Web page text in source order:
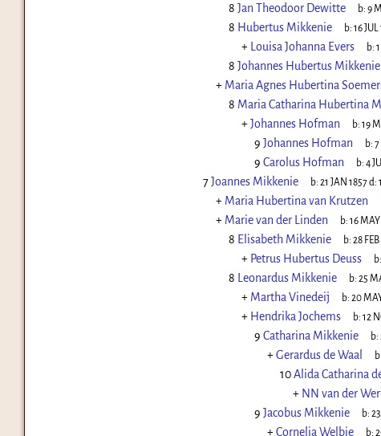
8 Jan Theodoor Dewitte b: 9
8 Hubertus Mikkenie b: 16 JUL
+ Louisa Johanna Evers b:
8 Johannes Hubertus Mikkenie
+ Maria Agnes Hubertina
8 Maria Catharina Hubertina
+Johannes Hofman b: 19
9 Johannes Hofman b: 7
9 Carolus Hofman b: 4
7Joannes Mikkenie b: 21 JAN 1857d:
+ Maria Hubertina van Krutzen
+ Marie van der Linden b: 16 MAY
8 Elisabeth Mikkenie b: 28 FEB
+ Petrus Hubertus Deuss b:
8 Leonardus Mikkenie b: 25
+ Martha Vinedeij b: 20
+ Hendrika Jochems b: 12
9 Catharina Mikkenie b:
+Gerardus de Waal b:
10Alida Catharina
+ NN van der
9 Jacobus Mikkenie b:
+Cornelia Welbie b: